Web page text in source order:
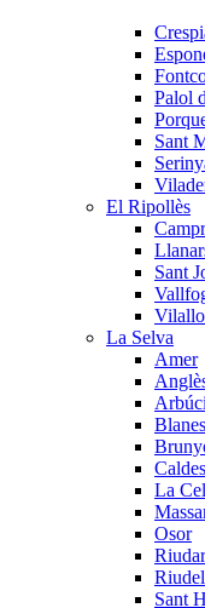
Palol
Sant
El Ripollès
Sant
La Selva
Amer
Blanes
La
Osor
Sant